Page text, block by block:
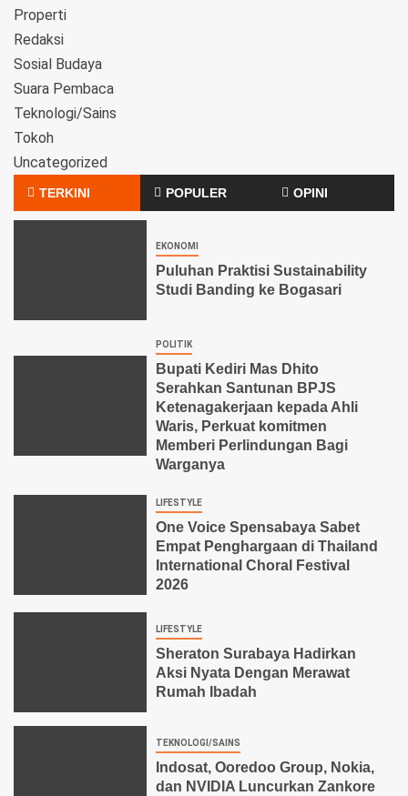
Properti
Redaksi
Sosial Budaya
Suara Pembaca
Teknologi/Sains
Tokoh
Uncategorized
TERKINI POPULER OPINI
EKONOMI
Puluhan Praktisi Sustainability
Studi Banding ke Bogasari
POLITIK
Bupati Kediri Mas Dhito
Serahkan Santunan BPJS
Ketenagakerjaan kepada Ahli
Waris, Perkuat komitmen
Memberi Perlindungan Bagi
Warganya
LIFESTYLE
One Voice Spensabaya Sabet
Empat Penghargaan di Thailand
International Choral Festival
2026
LIFESTYLE
Sheraton Surabaya Hadirkan
Aksi Nyata Dengan Merawat
Rumah Ibadah
TEKNOLOGI/SAINS
Indosat, Ooredoo Group, Nokia,
dan NVIDIA Luncurkan Zankore